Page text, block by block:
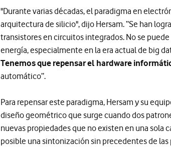
"Durante varias décadas, el paradigma en
arquitectura de silicio", dijo Hersam. “Se han
transistores en circuitos integrados. No se
energía, especialmente en la era actual de big
Tenemos que repensar el hardware
automático”.
Para repensar este paradigma, Hersam y su
diseño geométrico que surge cuando dos
nuevas propiedades que no existen en una sola
posible una sintonización sin precedentes de